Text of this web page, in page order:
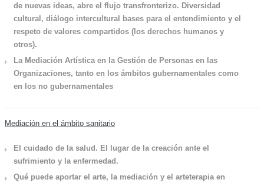
de nuevas ideas, abre el flujo transfronterizo. Diversidad
cultural, diálogo intercultural bases para el entendimiento y el
respeto de valores compartidos (los derechos humanos y
otros).
La Mediación Artística en la Gestión de Personas en las
Organizaciones, tanto en los ámbitos gubernamentales como
en los no gubernamentales
Mediación en el ámbito sanitario
El cuidado de la salud. El lugar de la creación ante el
sufrimiento y la enfermedad.
Qué puede aportar el arte, la mediación y el arteterapia en